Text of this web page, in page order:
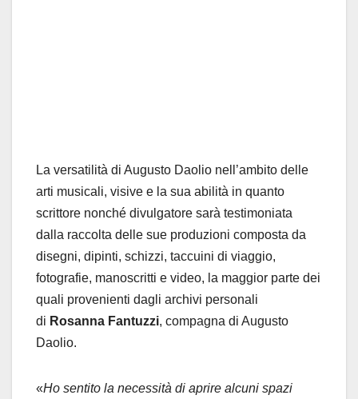
La versatilità di Augusto Daolio nell’ambito delle
arti musicali, visive e la sua abilità in quanto
scrittore nonché divulgatore sarà testimoniata
dalla raccolta delle sue produzioni composta da
disegni, dipinti, schizzi, taccuini di viaggio,
fotografie, manoscritti e video, la maggior parte dei
quali provenienti dagli archivi personali
di Rosanna Fantuzzi, compagna di Augusto
Daolio.
«Ho sentito la necessità di aprire alcuni spazi